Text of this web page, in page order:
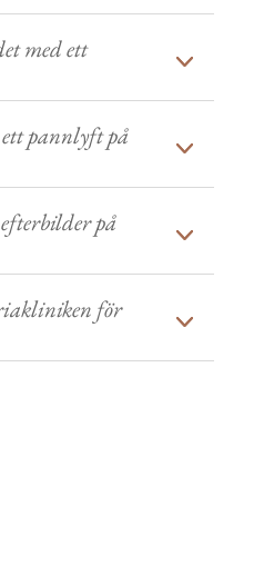
med ett
pannlyft på
på
för